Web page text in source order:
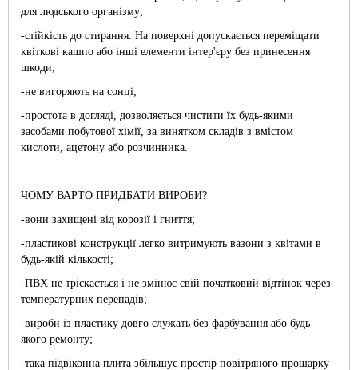
для людського організму;
-стійкість до стирання. На поверхні допускається переміщати
квіткові кашпо або інші елементи інтер'єру без принесення
шкоди;
-не вигоряють на сонці;
-простота в догляді, дозволяється чистити їх будь-якими
засобами побутової хімії, за винятком складів з вмістом
кислоти, ацетону або розчинника.
ЧОМУ ВАРТО ПРИДБАТИ ВИРОБИ?
-вони захищені від корозії і гниття;
-пластикові конструкції легко витримують вазони з квітами в
будь-якій кількості;
-ПВХ не тріскається і не змінює свій початковий відтінок через
температурних перепадів;
-вироби із пластику довго служать без фарбування або будь-
якого ремонту;
-така підвіконна плита збільшує простір повітряного прошарку